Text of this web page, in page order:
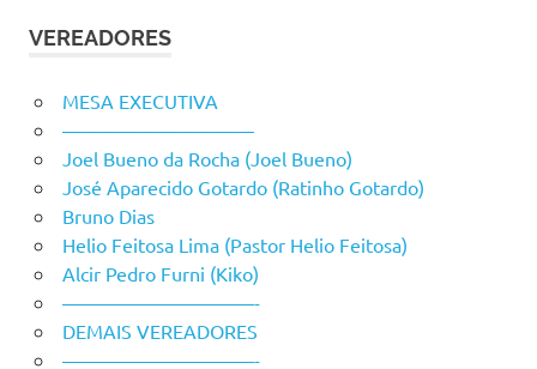
VEREADORES
MESA EXECUTIVA
——————————
Joel Bueno da Rocha (Joel Bueno)
José Aparecido Gotardo (Ratinho Gotardo)
Bruno Dias
Helio Feitosa Lima (Pastor Helio Feitosa)
Alcir Pedro Furni (Kiko)
——————————-
DEMAIS VEREADORES
——————————-